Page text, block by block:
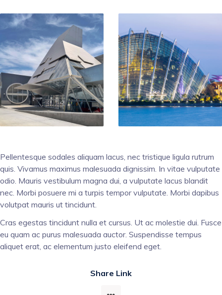
Pellentesque sodales aliquam lacus, nec tristique ligula rutrum
quis. Vivamus maximus malesuada dignissim. In vitae vulputate
odio. Mauris vestibulum magna dui, a vulputate lacus blandit
nec. Morbi posuere mi a turpis tempor vulputate. Morbi dapibus
volutpat mauris ut tincidunt.
Cras egestas tincidunt nulla et cursus. Ut ac molestie dui. Fusce
eu quam ac purus malesuada auctor. Suspendisse tempus
aliquet erat, ac elementum justo eleifend eget.
Share Link